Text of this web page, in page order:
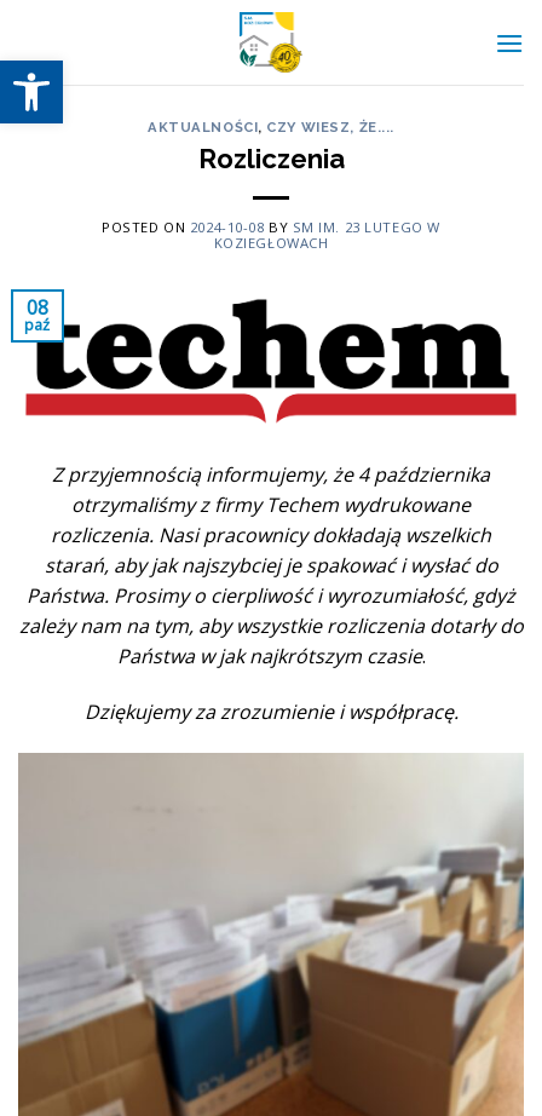
Otwórz pasek narzędzi
content
AKTUALNOŚCI, CZY WIESZ, ŻE....
Rozliczenia
POSTED ON 2024-10-08 BY SM IM. 23 LUTEGO W
KOZIEGŁOWACH
08
paź
Z przyjemnością informujemy, że 4 października
otrzymaliśmy z firmy Techem wydrukowane
rozliczenia. Nasi pracownicy dokładają wszelkich
starań, aby jak najszybciej je spakować i wysłać do
Państwa. Prosimy o cierpliwość i wyrozumiałość, gdyż
zależy nam na tym, aby wszystkie rozliczenia dotarły do
Państwa w jak najkrótszym czasie.
Dziękujemy za zrozumienie i współpracę.